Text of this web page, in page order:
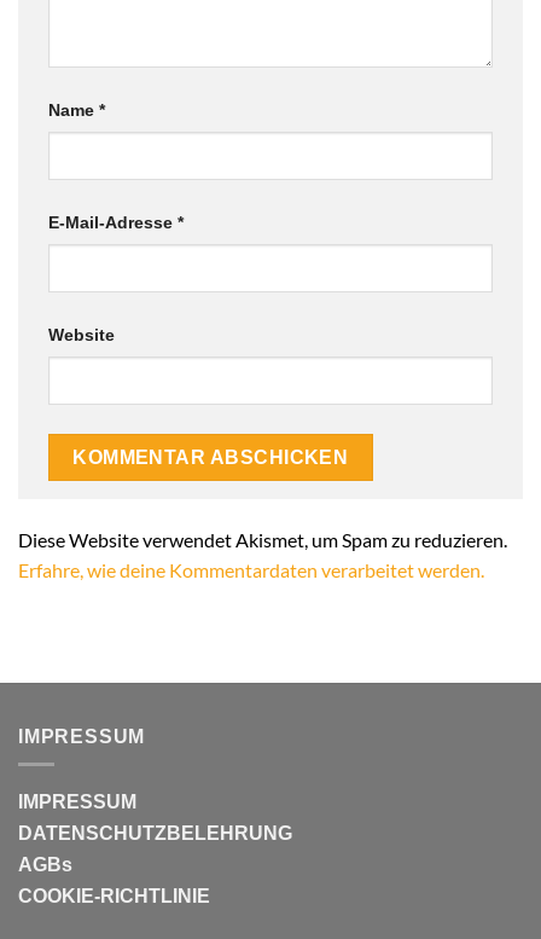
Name *
E-Mail-Adresse *
Website
Diese Website verwendet Akismet, um Spam zu reduzieren.
Erfahre, wie deine Kommentardaten verarbeitet werden.
IMPRESSUM
IMPRESSUM
DATENSCHUTZBELEHRUNG
AGBs
COOKIE-RICHTLINIE